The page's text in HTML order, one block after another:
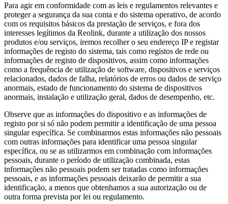
Para agir em conformidade com as leis e regulamentos relevantes e
proteger a segurança da sua conta e do sistema operativo, de acordo
com os requisitos básicos da prestação de serviços, e fora dos
interesses legítimos da Reolink, durante a utilização dos nossos
produtos e/ou serviços, iremos recolher o seu endereço IP e registar
informações de registo do sistema, tais como registos de rede ou
informações de registo de dispositivos, assim como informações
como a frequência de utilização de software, dispositivos e serviços
relacionados, dados de falha, relatórios de erros ou dados de serviço
anormais, estado de funcionamento do sistema de dispositivos
anormais, instalação e utilização geral, dados de desempenho, etc.
Observe que as informações do dispositivo e as informações de
registo por si só não podem permitir a identificação de uma pessoa
singular específica. Se combinarmos estas informações não pessoais
com outras informações para identificar uma pessoa singular
específica, ou se as utilizarmos em combinação com informações
pessoais, durante o período de utilização combinada, estas
informações não pessoais podem ser tratadas como informações
pessoais, e as informações pessoais deixarão de permitir a sua
identificação, a menos que obtenhamos a sua autorização ou de
outra forma prevista por lei ou regulamento.